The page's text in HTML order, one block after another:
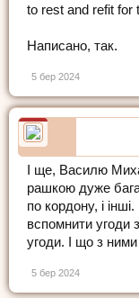
to rest and refit for
Написано, так.
5 бер 2024
І ще, Василю
рашкою дуже
по кордону, і
вспомнити угоди
угоди. І що з
5 бер 2024